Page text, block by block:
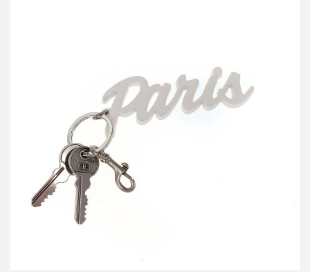
バレンシアガ Paris Keyring charm キーリング
買取金額18,000円